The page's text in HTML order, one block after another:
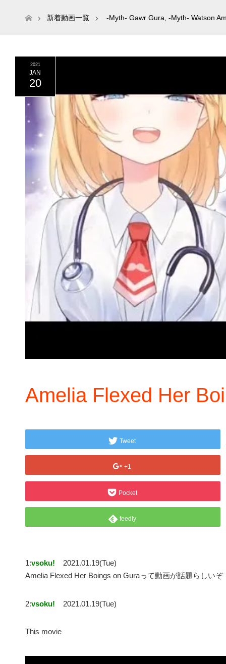
ホーム新着動画一覧 -Myth- Gawr Gura -Myth- Watson
2021
JAN
20
Amelia Flexed Her
Tweet
+1
Pocket
feedly
1:vsoku!
2021.01.19(Tue)
Amelia Flexed Her Boings on Guraって動画が話題らしいぞ
2:vsoku! 2021.01.19(Tue)
This movie